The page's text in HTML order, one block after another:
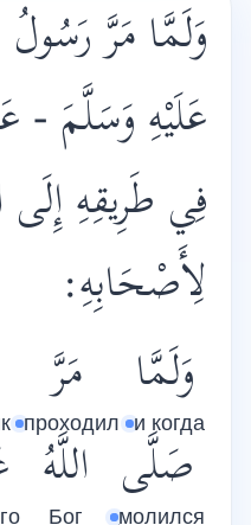
وَلَمَّا مَرَّ
عَلَيْهِ وَسَلَّمَ -
فِي طَرِيقِهِ إِلَى
لِأَصْحَابِهِ:
وَلَمَّا
и когда
مَرَّ
проходил
صَلَّى
молился
اللَّهُ
Бог